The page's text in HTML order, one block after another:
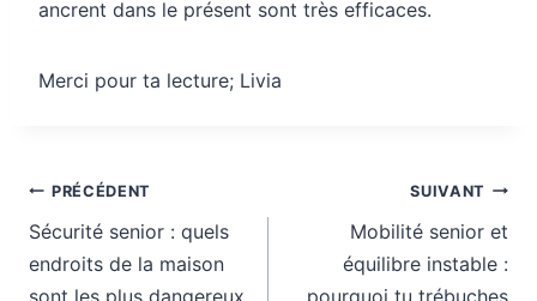
ancrent dans le présent sont très efficaces.
Merci pour ta lecture; Livia
Navigation
de
l’article
PRÉCÉDENT
Sécurité senior : quels
endroits de la maison
sont les plus dangereux
SUIVANT
Mobilité senior et
équilibre instable :
pourquoi tu trébuches